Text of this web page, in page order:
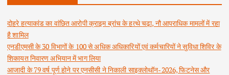
दोहरे हत्याकांड का वांछित आरोपी क्राइम ब्रांच के हत्थे चढ़ा, नौ आपराधिक मामलों में रहा
है शामिल
एनडीएमसी के 30 विभागों के 100 से अधिक अधिकारियों एवं कर्मचारियों ने सुविधा शिविर के
शिकायत निवारण अभियान में भाग लिया
आजादी के 79 वर्ष पूर्ण होने पर एनसीसी ने निकाली साइक्लोथॉन-2026, फिटनेस और